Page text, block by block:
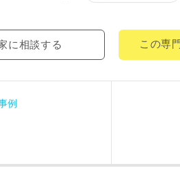
に相談する この専
例
所 郵便番号